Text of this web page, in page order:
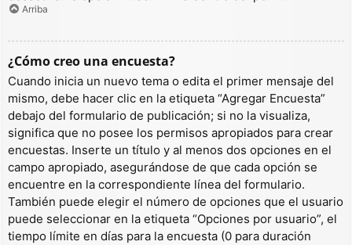
Arriba
¿Cómo creo una encuesta?
Cuando inicia un nuevo tema o edita el primer mensaje del
mismo, debe hacer clic en la etiqueta “Agregar Encuesta”
debajo del formulario de publicación; si no la visualiza,
significa que no posee los permisos apropiados para crear
encuestas. Inserte un título y al menos dos opciones en el
campo apropiado, asegurándose de que cada opción se
encuentre en la correspondiente línea del formulario.
También puede elegir el número de opciones que el usuario
puede seleccionar en la etiqueta “Opciones por usuario”, el
tiempo límite en días para la encuesta (0 para duración